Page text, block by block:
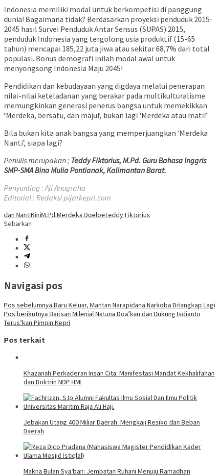
Indonesia memiliki modal untuk berkompetisi di panggung
dunia! Bagaimana tidak? Berdasarkan proyeksi penduduk 2015-
2045 hasil Survei Penduduk Antar Sensus (SUPAS) 2015,
penduduk Indonesia yang tergolong usia produktif (15-65
tahun) mencapai 185,22 juta jiwa atau sekitar 68,7% dari total
populasi. Bonus demografi inilah modal awal untuk
menyongsong Indonesia Maju 2045!
Pendidikan dan kebudayaan yang digdaya melalui penerapan
nilai-nilai keteladanan yang berakar pada multikulturalisme
memungkinkan generasi penerus bangsa untuk memekikkan
‘Merdeka, bersatu, dan maju!’, bukan lagi ‘Merdeka atau mati!’.
Bila bukan kita anak bangsa yang memperjuangkan ‘Merdeka
Nanti’, siapa lagi?
Penulis merupakan ; Teddy Fiktorius, M.Pd. Guru Bahasa Inggris
SMP-SMA Bina Mulia Pontianak, Kalimantan Barat.
Penyunting : Aji Anugraha
Editorial : Redaksi pijarkepri.com
dan NantiKiniM.Pd.Merdeka DoeloeTeddy Fiktorius
Sebarkan
Navigasi pos
Pos sebelumnya Baru Keluar, Mantan Narapidana Narkoba Ditangkap Lagi
Pos berikutnya Barisan Milenial Natuna Doa’kan dan Dukung Isdianto
Terus’kan Pimpin Kepri
Pos terkait
Khazanah Perkaderan Insan Cita: Manifestasi Mandat Kekhalifahan
dan Doktrin NDP HMI
Jebakan Utang 400 Miliar Daerah: Mengkaji Resiko dan Beban
Daerah
Makna Bulan Sya‘ban: Jembatan Ruhani Menuju Ramadhan